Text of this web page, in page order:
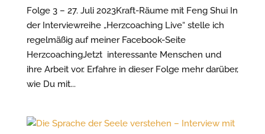
Folge 3 – 27. Juli 2023Kraft-Räume mit Feng Shui In
der Interviewreihe „Herzcoaching Live“ stelle ich
regelmäßig auf meiner Facebook-Seite
HerzcoachingJetzt interessante Menschen und
ihre Arbeit vor. Erfahre in dieser Folge mehr darüber,
wie Du mit...